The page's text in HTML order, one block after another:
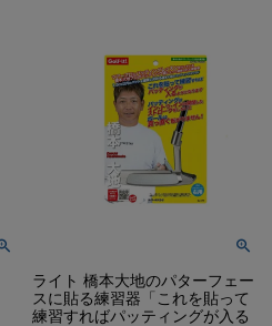
ライト 橋本大地のパターフェー
スに貼る練習器「これを貼って
練習すればパッティングが入る